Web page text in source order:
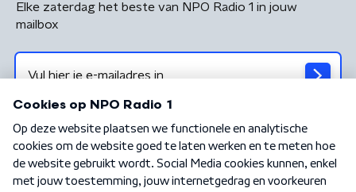
Elke zaterdag het beste van NPO Radio 1 in jouw
mailbox
Algemene voorwaarden Privacybeleid